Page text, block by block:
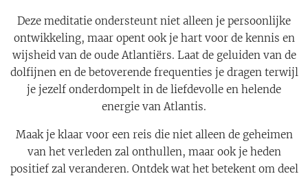
Deze meditatie ondersteunt niet alleen je persoonlijke
ontwikkeling, maar opent ook je hart voor de kennis en
wijsheid van de oude Atlantiërs. Laat de geluiden van de
dolfijnen en de betoverende frequenties je dragen terwijl
je jezelf onderdompelt in de liefdevolle en helende
energie van Atlantis.
Maak je klaar voor een reis die niet alleen de geheimen
van het verleden zal onthullen, maar ook je heden
positief zal veranderen. Ontdek wat het betekent om deel